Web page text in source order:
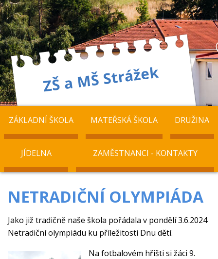
ZÁKLADNÍ ŠKOLA MATEŘSKÁ ŠKOLA DRUŽINA
JÍDELNA ZAMĚSTNANCI - KONTAKTY
NETRADIČNÍ OLYMPIÁDA
Jako již tradičně naše škola pořádala v pondělí 3.6.2024
Netradiční olympiádu ku příležitosti Dnu dětí.
Na fotbalovém hřišti si žáci 9.